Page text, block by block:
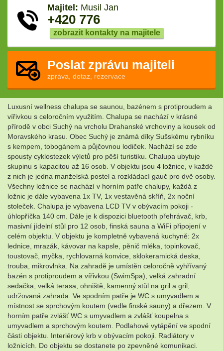
Majitel: Musil Jan
+420 776
zobrazit kontakty na majitele
Poslat zprávu majiteli
zpráva, dotaz, rezervace
Luxusní wellness chalupa se saunou, bazénem s protiproudem a
vířivkou s celoročním využitím. Chalupa se nachází v krásné
přírodě v obci Suchý na vrcholu Drahanské vrchoviny a kousek od
Moravského krasu. Obec Suchý je známá díky Sušskému rybníku
s kempem, tobogánem a půjčovnou lodiček. Nachází se zde
spousty cyklostezek výletů pro pěší turistiku. Chalupa ubytuje
skupinu s kapacitou až 16 osob. V objektu jsou 4 ložnice, v každé
z nich je jedna manželská postel a rozkládací gauč pro dvě osoby.
Všechny ložnice se nachází v horním patře chalupy, každá z
ložnic je dále vybavena 1x TV, 1x vestavěná skříň, 2x noční
stoleček. Chalupa je vybavena LCD TV v obývacím pokoji -
úhlopříčka 140 cm. Dále je k dispozici bluetooth přehrávač, krb,
masivní jídelní stůl pro 12 osob, finská sauna a WiFi připojení v
celém objektu. V objektu je kompletně vybavená kuchyně: 2x
lednice, mrazák, kávovar na kapsle, pěnič mléka, topinkovač,
toustovač, myčka, rychlovarná konvice, sklokeramická deska,
trouba, mikrovlnka. Na zahradě je umístěn celoročně vyhřívaný
bazén s protiproudem a vířivkou (SwimSpa), velká zahradní
sedačka, velká terasa, ohniště, kamenný stůl na gril a gril,
udržovaná zahrada. Ve spodním patře je WC s umyvadlem a
místnost se sprchovým koutem (vedle finské sauny) a dřezem. V
horním patře zvlášť WC s umyvadlem a zvlášť koupelna s
umyvadlem a sprchovým koutem. Podlahové vytápění ve spodní
části objektu. Interiérový krb v obývacím pokoji. Radiátory v
ložnicích. Do objektu se dostanete po zpevněné komunikaci.